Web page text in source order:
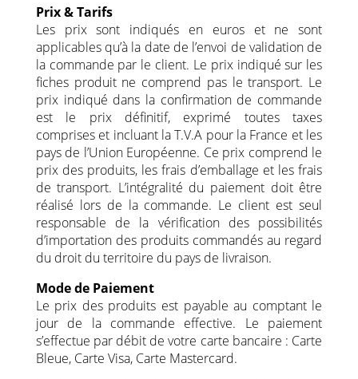
Prix & Tarifs
Les prix sont indiqués en euros et ne sont
applicables qu’à la date de l’envoi de validation de
la commande par le client. Le prix indiqué sur les
fiches produit ne comprend pas le transport. Le
prix indiqué dans la confirmation de commande
est le prix définitif, exprimé toutes taxes
comprises et incluant la T.V.A pour la France et les
pays de l’Union Européenne. Ce prix comprend le
prix des produits, les frais d’emballage et les frais
de transport. L’intégralité du paiement doit être
réalisé lors de la commande. Le client est seul
responsable de la vérification des possibilités
d’importation des produits commandés au regard
du droit du territoire du pays de livraison.
Mode de Paiement
Le prix des produits est payable au comptant le
jour de la commande effective. Le paiement
s’effectue par débit de votre carte bancaire : Carte
Bleue, Carte Visa, Carte Mastercard.